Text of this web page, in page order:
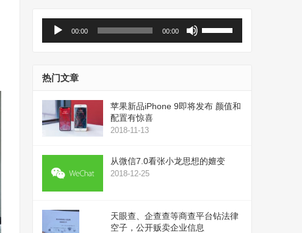
器
00:00 00:00
头
键
或
量。
热门文章
苹果新品iPhone 9即将发布 颜值和
配置有惊喜
2018-11-13
从微信7.0看张小龙思想的嬗变
2018-12-25
天眼查、企查查等商查平台钻法律
空子，公开贩卖企业信息